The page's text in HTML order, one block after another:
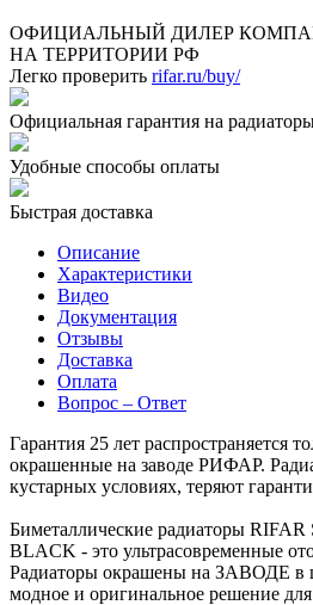
ОФИЦИАЛЬНЫЙ ДИЛЕР
НА ТЕРРИТОРИИ РФ
Легко проверить rifar.ru/buy/
Официальная гарантия на
Удобные способы оплаты
Быстрая доставка
Описание
Характеристики
Видео
Документация
Отзывы
Доставка
Оплата
Вопрос – Ответ
Гарантия 25 лет распространяется
окрашенные на заводе РИФАР.
кустарных условиях, теряют
Биметаллические радиаторы
BLACK - это ультрасовременные
Радиаторы окрашены на ЗАВОДЕ в
модное и оригинальное решение